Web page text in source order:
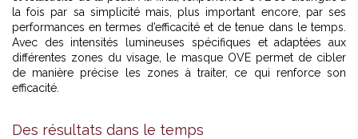
la fois par sa simplicité mais, plus important encore, par ses
performances en termes d’efficacité et de tenue dans le temps.
Avec des intensités lumineuses spécifiques et adaptées aux
différentes zones du visage, le masque OVE permet de cibler
de manière précise les zones à traiter, ce qui renforce son
efficacité.
Des résultats dans le temps